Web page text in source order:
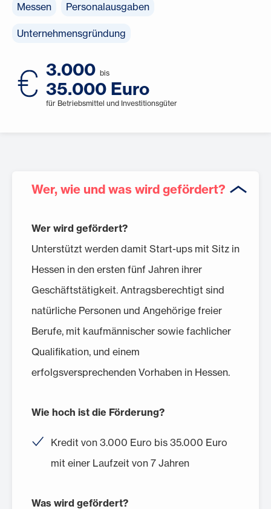
3.000 bis
35.000 Euro
für Betriebsmittel und Investitionsgüter
Messen Personalausgaben
Unternehmensgründung
Wer, wie und was wird gefördert?
Wer wird gefördert?
Unterstützt werden damit Start-ups mit Sitz in
Hessen in den ersten fünf Jahren ihrer
Geschäftstätigkeit. Antragsberechtigt sind
natürliche Personen und Angehörige freier
Berufe, mit kaufmännischer sowie fachlicher
Qualifikation, und einem
erfolgsversprechenden Vorhaben in Hessen.
Wie hoch ist die Förderung?
Kredit von 3.000 Euro bis 35.000 Euro
mit einer Laufzeit von 7 Jahren
Was wird gefördert?